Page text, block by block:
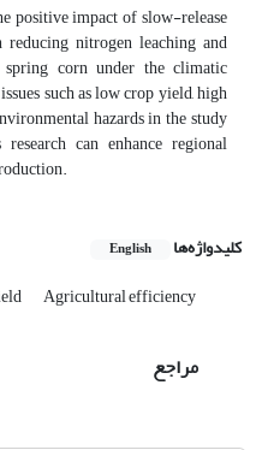
positive impact of slow-release
nitrogen leaching and
corn under the climatic
such as low crop yield, high
hazards in the study
can enhance regional
کلیدواژه‌ها English
Agricultural efficiency
مراجع